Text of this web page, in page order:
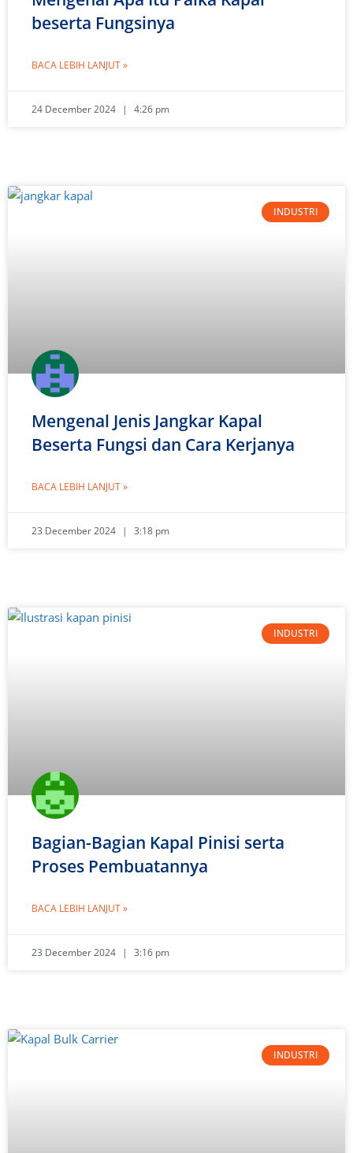
beserta Fungsinya
BACA LEBIH LANJUT »
24 December 2024 4:26 pm
INDUSTRI
Mengenal Jenis Jangkar Kapal
Beserta Fungsi dan Cara Kerjanya
BACA LEBIH LANJUT »
23 December 2024 3:18 pm
INDUSTRI
Bagian-Bagian Kapal Pinisi serta
Proses Pembuatannya
BACA LEBIH LANJUT »
23 December 2024 3:16 pm
INDUSTRI